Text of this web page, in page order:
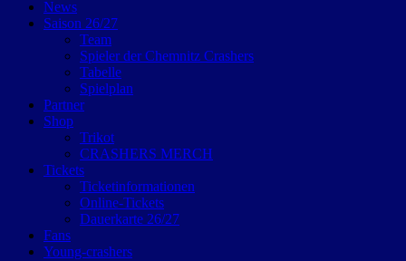
News
Saison 26/27
Team
Spieler der Chemnitz Crashers
Tabelle
Spielplan
Partner
Shop
Trikot
CRASHERS MERCH
Tickets
Ticketinformationen
Online-Tickets
Dauerkarte 26/27
Fans
Young-crashers